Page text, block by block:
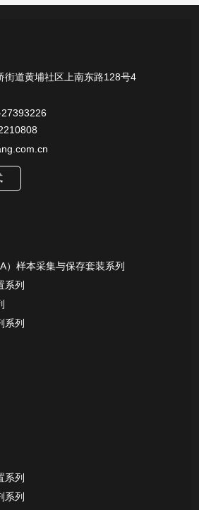
列
通用运输传媒介质）系列
样本采集与保存套装系列
街道黄埔社区上南东路128号4
）样本采集与保存套装系列
系列
系列
系列
系列